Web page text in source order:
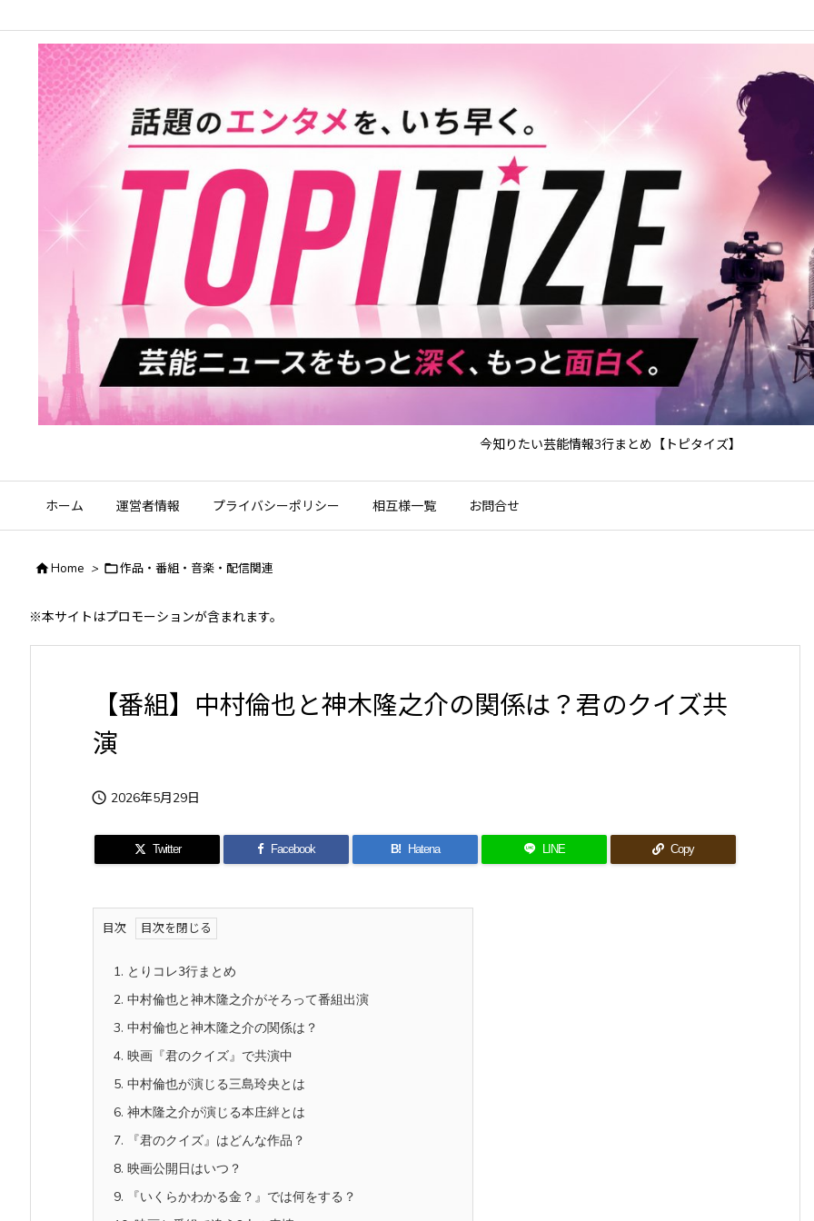
今知りたい芸能情報3行まとめ【トピタイズ】
ホーム 運営者情報 プライバシーポリシー 相互様一覧 お問合せ
Home > 作品・番組・音楽・配信関連
※本サイトはプロモーションが含まれます。
【番組】中村倫也と神木隆之介の関係は？君のクイズ共
演
 2026年5月29日
Twitter Facebook B! Hatena LINE Copy
目次
1. とりコレ3行まとめ
2. 中村倫也と神木隆之介がそろって番組出演
3. 中村倫也と神木隆之介の関係は？
4. 映画『君のクイズ』で共演中
5. 中村倫也が演じる三島玲央とは
6. 神木隆之介が演じる本庄絆とは
7. 『君のクイズ』はどんな作品？
8. 映画公開日はいつ？
9. 『いくらかわかる金？』では何をする？